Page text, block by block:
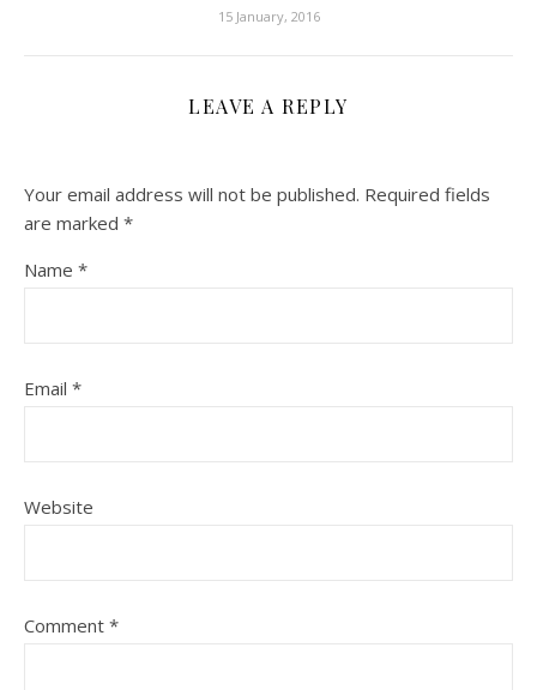
15 January, 2016
LEAVE A REPLY
Your email address will not be published. Required fields
are marked *
Name *
Email *
Website
Comment *